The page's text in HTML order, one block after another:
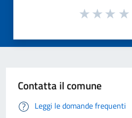
Contatta il comune
Leggi le domande frequenti